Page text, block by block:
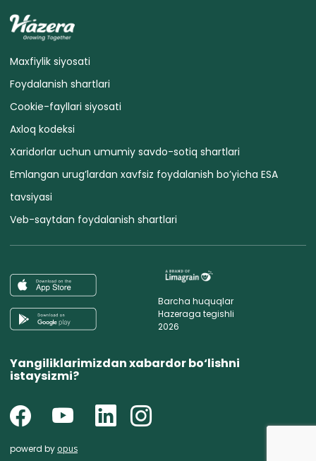
Maxfiylik siyosati
Foydalanish shartlari
Cookie-fayllari siyosati
Axloq kodeksi
Xaridorlar uchun umumiy savdo-sotiq shartlari
Emlangan urug’lardan xavfsiz foydalanish bo’yicha ESA
tavsiyasi
Veb-saytdan foydalanish shartlari
Barcha huquqlar
Hazeraga tegishli
2026
Yangiliklarimizdan xabardor bo‘lishni
istaysizmi?
powerd by opus